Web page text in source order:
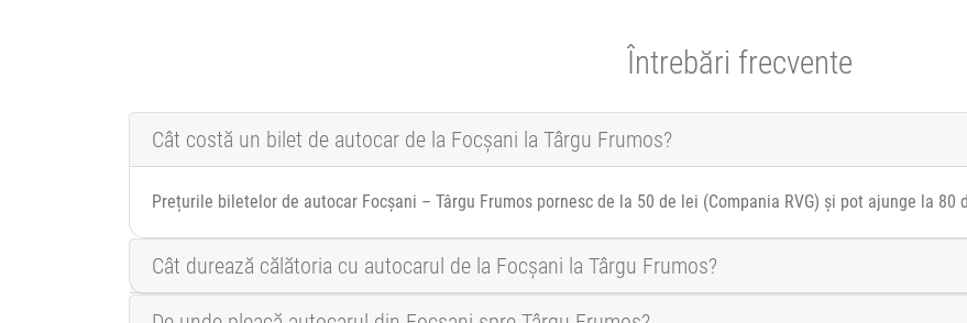
Întrebări frecvente
Cât costă un bilet de autocar de la Focșani la Târgu Frumos?
Prețurile biletelor de autocar Focșani – Târgu Frumos pornesc de la 50 de lei (Compania RVG) și pot ajunge la 80
Cât durează călătoria cu autocarul de la Focșani la Târgu Frumos?